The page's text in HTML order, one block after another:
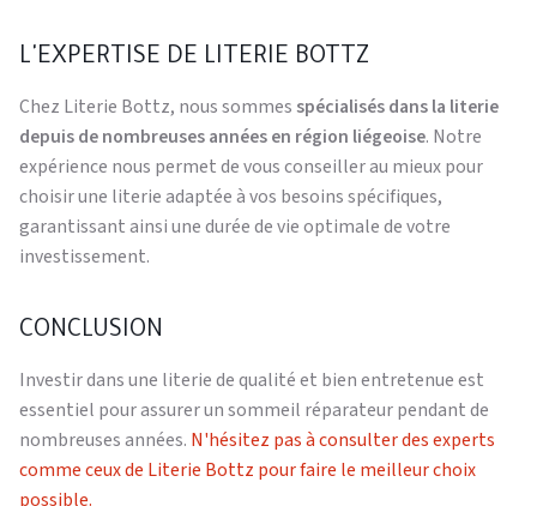
L'EXPERTISE DE LITERIE BOTTZ
Chez Literie Bottz, nous sommesspécialisés dans la literie
depuis de nombreuses années en région liégeoise. Notre
expérience nous permet de vous conseiller au mieux pour
choisir une literie adaptée à vos besoins spécifiques,
garantissant ainsi une durée de vie optimale de votre
investissement.
CONCLUSION
Investir dans une literie de qualité et bien entretenue est
essentiel pour assurer un sommeil réparateur pendant de
nombreuses années. N'hésitez pas à consulter des experts
comme ceux de Literie Bottz pour faire le meilleur choix
possible.